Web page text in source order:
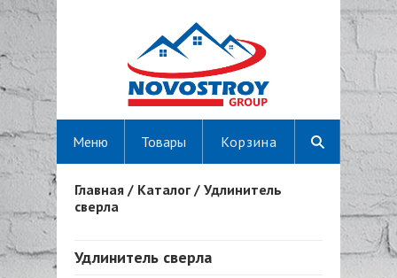
Корзина
Меню Товары
Вы здесь
Главная / Каталог / Удлинитель
сверла
Удлинитель сверла